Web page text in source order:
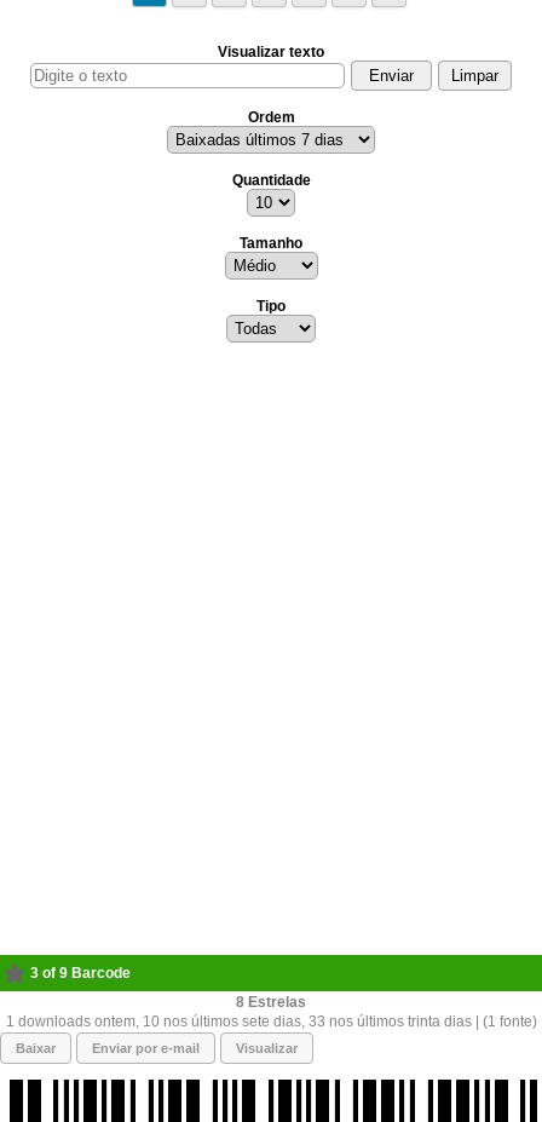
Visualizar texto
Ordem
Quantidade
Tamanho
Tipo
3 of 9 Barcode
8
1 downloads ontem, 10 nos últimos sete dias, 33 nos últimos trinta dias | (1 fonte)
Baixar Enviar por e-mail Visualizar